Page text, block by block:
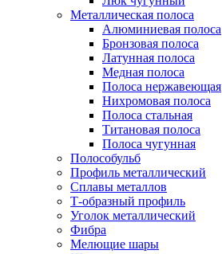
Металлическая полоса
Алюминиевая полоса
Бронзовая полоса
Латунная полоса
Медная полоса
Полоса нержавеющая
Нихромовая полоса
Полоса стальная
Титановая полоса
Полоса чугунная
Полособульб
Профиль металлический
Сплавы металлов
Т-образный профиль
Уголок металлический
Фибра
Мелющие шары